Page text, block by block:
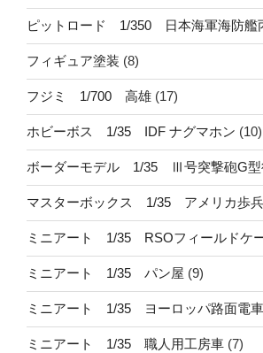
ピットロード 1/350 日本海軍海防艦
フィギュア塗装 (8)
フジミ 1/700 高雄 (17)
ホビーボス 1/35 IDF ナグマホン (10)
ボーダーモデル 1/35 Ⅲ号突撃砲G型
マスターボックス 1/35 アメリカ歩
ミニアート 1/35 RSOフィールドケ
ミニアート 1/35 パン屋 (9)
ミニアート 1/35 ヨーロッパ路面電車
ミニアート 1/35 職人用工房車 (7)